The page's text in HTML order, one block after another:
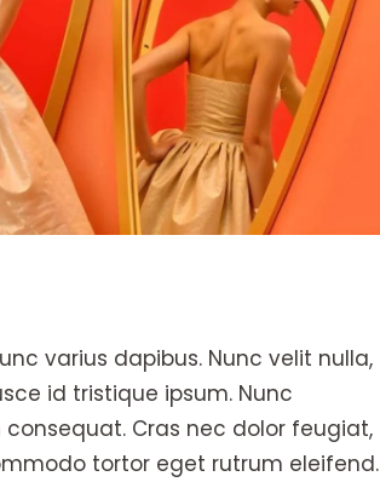
varius dapibus. Nunc velit nulla,
id tristique ipsum. Nunc
Cras nec dolor feugiat,
tortor eget rutrum eleifend.